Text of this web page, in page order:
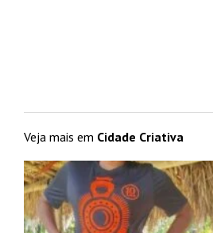
Veja mais em Cidade Criativa